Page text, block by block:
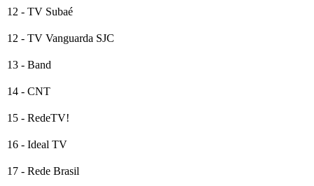
12 - TV Subaé
12 - TV Vanguarda SJC
13 - Band
14 - CNT
15 - RedeTV!
16 - Ideal TV
17 - Rede Brasil